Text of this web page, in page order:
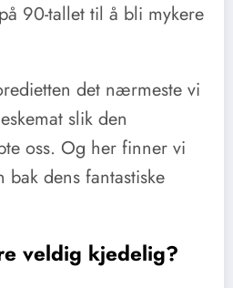
90-tallet til å bli mykere
det nærmeste vi
slik den
oss. Og her finner vi
dens fantastiske
veldig kjedelig?